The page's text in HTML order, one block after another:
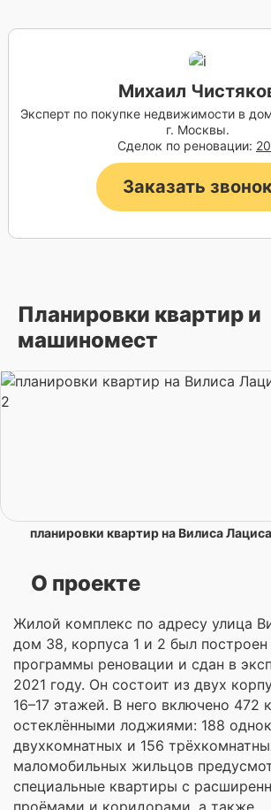
Михаил
Эксперт по покупке недвижимости в
г. Москвы.
Сделок по реновации:
Заказать
Планировки квартир и
машиномест
планировки квартир на Вилиса Лациса
О проекте
Жилой комплекс по адресу улица
дом 38, корпуса 1 и 2 был
программы реновации и сдан в
2021 году. Он состоит из двух
16–17 этажей. В него включено 472
остеклёнными лоджиями: 188
двухкомнатных и 156
маломобильных жильцов
специальные квартиры с
проёмами и коридорами, а также